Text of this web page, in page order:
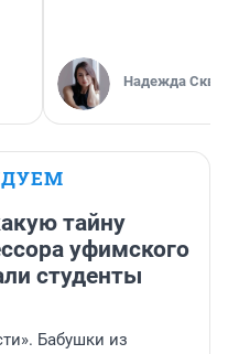
Надежда
тайну
уфимского
студенты
Бабушки из